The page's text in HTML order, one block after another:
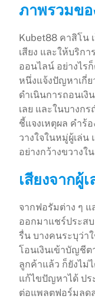
ภาพรวมข
Kubet88 คาสิโน
เสียง และให้บริก
ออนไลน์ อย่างไร
หนึ่งแจ้งปัญหาเกี่ย
ดำเนินการถอนเงิ
เลย และในบางก
ชี้แจงเหตุผล คำร้
วางใจในหมู่ผู้เล่น
อย่างกว้างขวาง
เสียงจากผู้
จากฟอรัมต่าง ๆ
ออกมาแชร์ประส
รื่น บางคนระบุว่า
โอนเงินเข้าบัญชีต
ลูกค้าแล้ว ก็ยังไม่
แก้ไขปัญหาได้ ป
ต่อแพลตฟอร์มลด